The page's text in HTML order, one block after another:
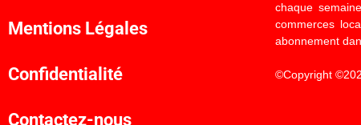
Mentions Légales
Confidentialité
Contactez-nous
chaque
commerces
abonnement
©Copyright